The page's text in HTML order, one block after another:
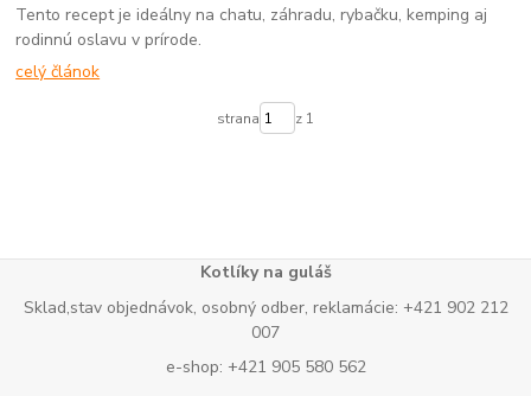
Tento recept je ideálny na chatu, záhradu, rybačku, kemping aj
rodinnú oslavu v prírode.
celý článok
strana z 1
Kotlíky na guláš
Sklad,stav objednávok, osobný odber, reklamácie: +421 902 212
007
e-shop: +421 905 580 562